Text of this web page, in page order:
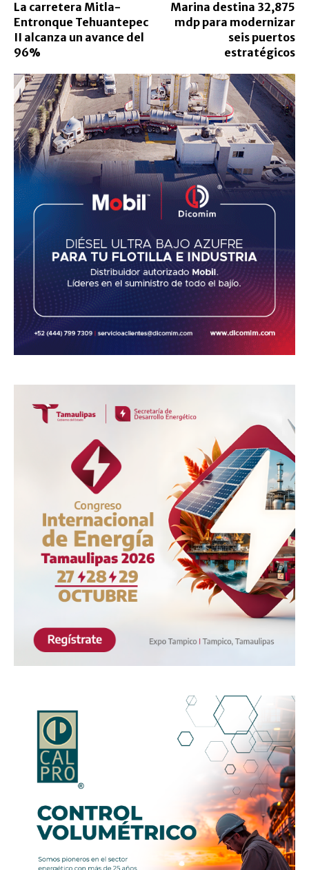
La carretera Mitla-
Entronque Tehuantepec
II alcanza un avance del
96%
Marina destina 32,875
mdp para modernizar
seis puertos
estratégicos